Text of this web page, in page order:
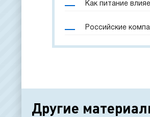
Как питание
Российские
Другие